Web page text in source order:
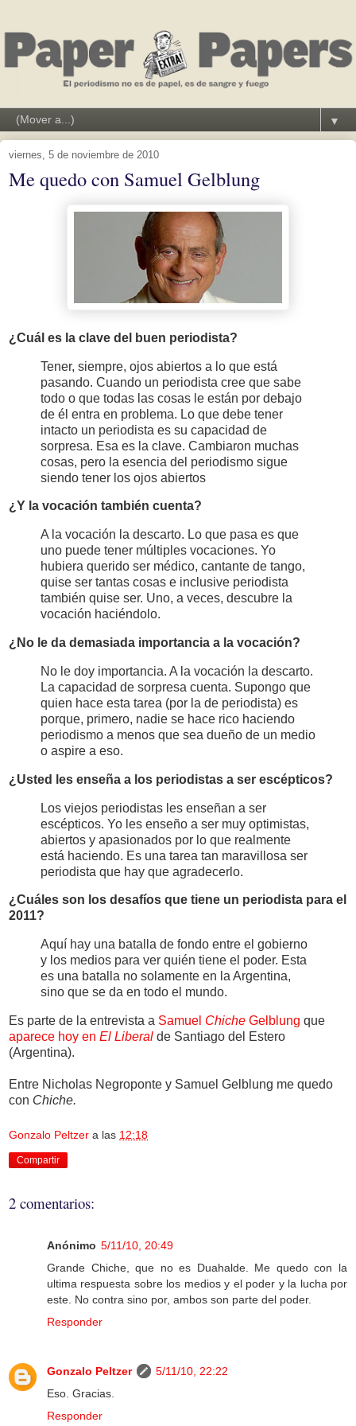
▼
viernes, 5 de noviembre de 2010
Me quedo con Samuel Gelblung
¿Cuál es la clave del buen periodista?
Tener, siempre, ojos abiertos a lo que está
pasando. Cuando un periodista cree que sabe
todo o que todas las cosas le están por debajo
de él entra en problema. Lo que debe tener
intacto un periodista es su capacidad de
sorpresa. Esa es la clave. Cambiaron muchas
cosas, pero la esencia del periodismo sigue
siendo tener los ojos abiertos
¿Y la vocación también cuenta?
A la vocación la descarto. Lo que pasa es que
uno puede tener múltiples vocaciones. Yo
hubiera querido ser médico, cantante de tango,
quise ser tantas cosas e inclusive periodista
también quise ser. Uno, a veces, descubre la
vocación haciéndolo.
¿No le da demasiada importancia a la vocación?
No le doy importancia. A la vocación la descarto.
La capacidad de sorpresa cuenta. Supongo que
quien hace esta tarea (por la de periodista) es
porque, primero, nadie se hace rico haciendo
periodismo a menos que sea dueño de un medio
o aspire a eso.
¿Usted les enseña a los periodistas a ser escépticos?
Los viejos periodistas les enseñan a ser
escépticos. Yo les enseño a ser muy optimistas,
abiertos y apasionados por lo que realmente
está haciendo. Es una tarea tan maravillosa ser
periodista que hay que agradecerlo.
¿Cuáles son los desafíos que tiene un periodista para el
2011?
Aquí hay una batalla de fondo entre el gobierno
y los medios para ver quién tiene el poder. Esta
es una batalla no solamente en la Argentina,
sino que se da en todo el mundo.
Es parte de la entrevista a Samuel Chiche Gelblung que
aparece hoy en El Liberal de Santiago del Estero
(Argentina).
Entre Nicholas Negroponte y Samuel Gelblung me quedo
con Chiche.
Gonzalo Peltzer a las 12:18
Compartir
2 comentarios:
Anónimo 5/11/10, 20:49
Grande Chiche, que no es Duahalde. Me quedo con la
ultima respuesta sobre los medios y el poder y la lucha por
este. No contra sino por, ambos son parte del poder.
Responder
Gonzalo Peltzer
5/11/10, 22:22
Eso. Gracias.
Responder